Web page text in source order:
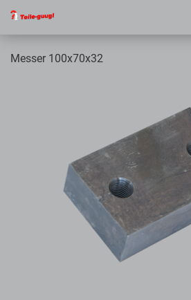
Messer 100x70x32